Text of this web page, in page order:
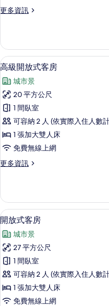
所
相
片
更多資訊
更
式
客
房
詳
情
顯
示
高
級
開
放
式
房
所
有
相
片
6
高級開放式客房
城市景
20 平方公尺
1 間臥室
可容納 2 人 (依實際入住人數
1 張加大雙人床
免費無線上網
更多資訊
更
開
放
式
客
房
的
詳
情
顯
示
開
放
式
客
房
6
開放式客房
城市景
27 平方公尺
1 間臥室
可容納 2 人 (依實際入住人數
1 張加大雙人床
免費無線上網